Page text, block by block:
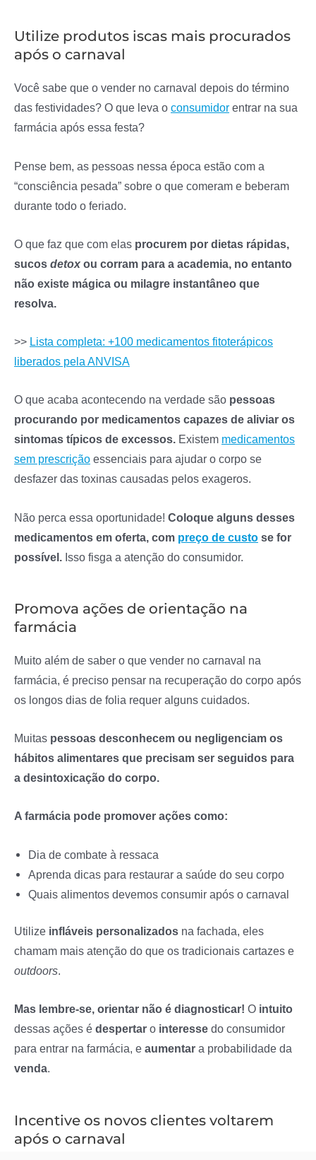
Utilize produtos iscas mais procurados
após o carnaval
Você sabe que o vender no carnaval depois do término
das festividades? O que leva o consumidor entrar na sua
farmácia após essa festa?
Pense bem, as pessoas nessa época estão com a
“consciência pesada” sobre o que comeram e beberam
durante todo o feriado.
O que faz que com elas procurem por dietas rápidas,
sucos detox ou corram para a academia, no entanto
não existe mágica ou milagre instantâneo que
resolva.
>> Lista completa: +100 medicamentos fitoterápicos
liberados pela ANVISA
O que acaba acontecendo na verdade são pessoas
procurando por medicamentos capazes de aliviar os
sintomas típicos de excessos. Existem medicamentos
sem prescrição essenciais para ajudar o corpo se
desfazer das toxinas causadas pelos exageros.
Não perca essa oportunidade! Coloque alguns desses
medicamentos em oferta, com preço de custo se for
possível. Isso fisga a atenção do consumidor.
Promova ações de orientação na
farmácia
Muito além de saber o que vender no carnaval na
farmácia, é preciso pensar na recuperação do corpo após
os longos dias de folia requer alguns cuidados.
Muitas pessoas desconhecem ou negligenciam os
hábitos alimentares que precisam ser seguidos para
a desintoxicação do corpo.
A farmácia pode promover ações como:
Dia de combate à ressaca
Aprenda dicas para restaurar a saúde do seu corpo
Quais alimentos devemos consumir após o carnaval
Utilize infláveis personalizados na fachada, eles
chamam mais atenção do que os tradicionais cartazes e
outdoors.
Mas lembre-se, orientar não é diagnosticar! O intuito
dessas ações é despertar o interesse do consumidor
para entrar na farmácia, e aumentar a probabilidade da
venda.
Incentive os novos clientes voltarem
após o carnaval